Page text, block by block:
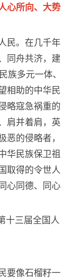
心所向、大势
民。在几千年
同舟共济，建
族多元一体、
相助的中华民
略寇急祸重的
肩并着肩，英
的侵略者，
华民族保卫祖
取得的令世人
心同德、同心
十三届全国人
要像石榴籽一